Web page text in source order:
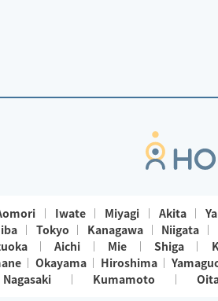
Iwate Miyagi Akita
Tokyo Kanagawa Niigata
Aichi Mie Shiga
Okayama Hiroshima
Nagasaki Kumamoto